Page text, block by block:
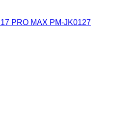
PRO MAX PM-JK0127